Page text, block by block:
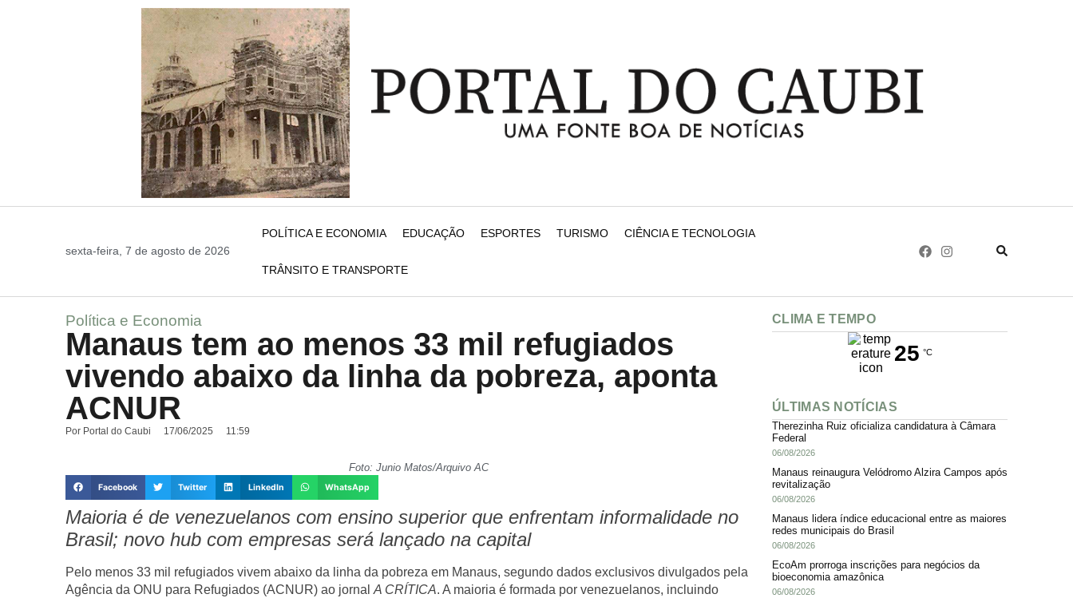
sexta-feira, 7 de agosto de 2026
POLÍTICA E ECONOMIA EDUCAÇÃO ESPORTES TURISMO CIÊNCIA E TECNOLOGIA
TRÂNSITO E TRANSPORTE
Política e Economia
Manaus tem ao menos 33 mil refugiados
vivendo abaixo da linha da pobreza, aponta
ACNUR
Por Portal do Caubi 17/06/2025 11:59
Foto: Junio Matos/Arquivo AC
Facebook Twitter LinkedIn WhatsApp
Maioria é de venezuelanos com ensino superior que enfrentam informalidade no
Brasil; novo hub com empresas será lançado na capital
Pelo menos 33 mil refugiados vivem abaixo da linha da pobreza em Manaus, segundo dados exclusivos divulgados pela
Agência da ONU para Refugiados (ACNUR) ao jornal A CRÍTICA. A maioria é formada por venezuelanos, incluindo
CLIMA E TEMPO
25 °C
ÚLTIMAS NOTÍCIAS
Therezinha Ruiz oficializa candidatura à Câmara
Federal
06/08/2026
Manaus reinaugura Velódromo Alzira Campos após
revitalização
06/08/2026
Manaus lidera índice educacional entre as maiores
redes municipais do Brasil
06/08/2026
EcoAm prorroga inscrições para negócios da
bioeconomia amazônica
06/08/2026